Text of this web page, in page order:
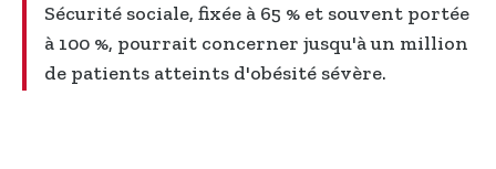
Sécurité sociale, fixée à 65 % et souvent portée
à 100 %, pourrait concerner jusqu'à un million
de patients atteints d'obésité sévère.